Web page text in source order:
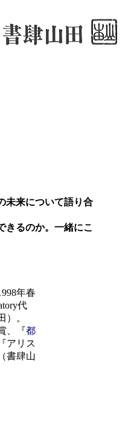
未来について語り合
きるのか。一緒にこ
年春
代
）。
、『都
アリス
書肆山